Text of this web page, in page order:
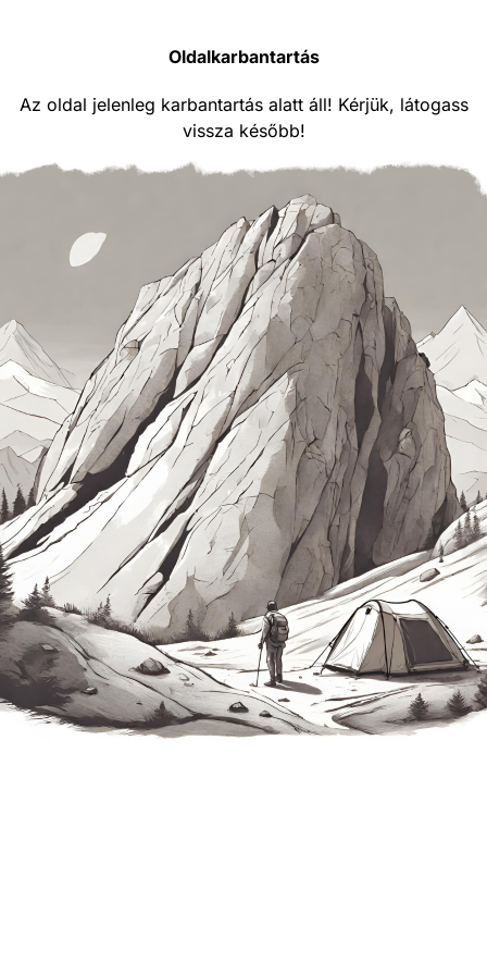
Oldalkarbantartás
Az oldal jelenleg karbantartás alatt áll! Kérjük, látogass
vissza később!